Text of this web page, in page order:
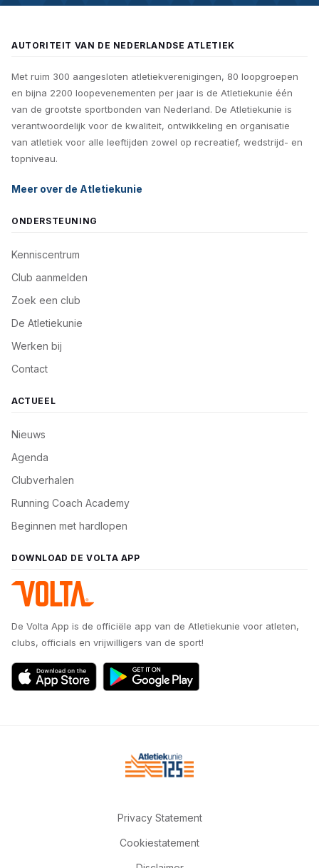
AUTORITEIT VAN DE NEDERLANDSE ATLETIEK
Met ruim 300 aangesloten atletiekverenigingen, 80 loopgroepen
en bijna 2200 loopevenementen per jaar is de Atletiekunie één
van de grootste sportbonden van Nederland. De Atletiekunie is
verantwoordelijk voor de kwaliteit, ontwikkeling en organisatie
van atletiek voor alle leeftijden zowel op recreatief, wedstrijd- en
topniveau.
Meer over de Atletiekunie
ONDERSTEUNING
Kenniscentrum
Club aanmelden
Zoek een club
De Atletiekunie
Werken bij
Contact
ACTUEEL
Nieuws
Agenda
Clubverhalen
Running Coach Academy
Beginnen met hardlopen
DOWNLOAD DE VOLTA APP
De Volta App is de officiële app van de Atletiekunie voor atleten,
clubs, officials en vrijwilligers van de sport!
Privacy Statement
Cookiestatement